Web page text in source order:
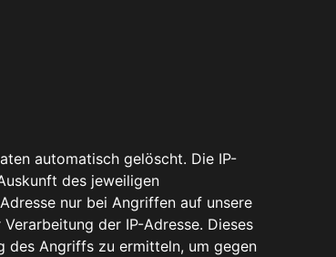
automatisch gelöscht. Die IP-
des jeweiligen
nur bei Angriffen auf unsere
der IP-Adresse. Dieses
des Angriffs zu ermitteln, um gegen